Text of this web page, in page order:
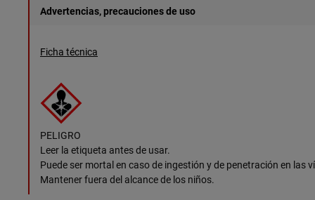
Advertencias, precauciones de uso
Ficha técnica
PELIGRO
Leer la etiqueta antes de usar.
Puede ser mortal en caso de ingestión y de penetración en las
Mantener fuera del alcance de los niños.